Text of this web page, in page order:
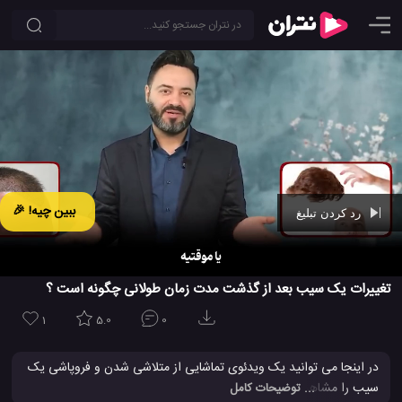
ببین چیه! 🎉 رد کردن تبلیغ
تغییرات یک سیب بعد از گذشت مدت زمان طولانی چگونه است ؟
1 5.0 0
در اینجا می توانید یک ویدئوی تماشایی از متلاشی شدن و فروپاشی یک
سیب را مشاهده کنید. اینکلیپ
... توضیحات کامل